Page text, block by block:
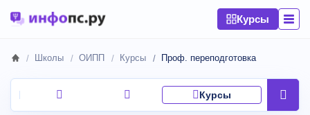
Курсы
Школы ОИПП Курсы Проф. переподготовка
Курсы